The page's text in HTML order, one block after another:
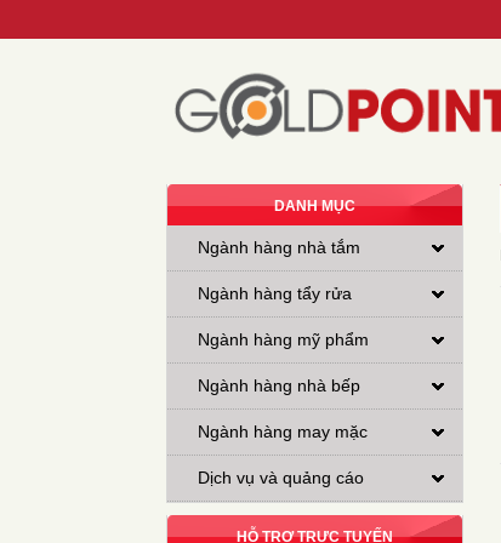
DANH MỤC
Ngành hàng nhà tắm
Ngành hàng tẩy rửa
Ngành hàng mỹ phẩm
Ngành hàng nhà bếp
Ngành hàng may mặc
Dịch vụ và quảng cáo
HỖ TRỢ TRỰC TUYẾN